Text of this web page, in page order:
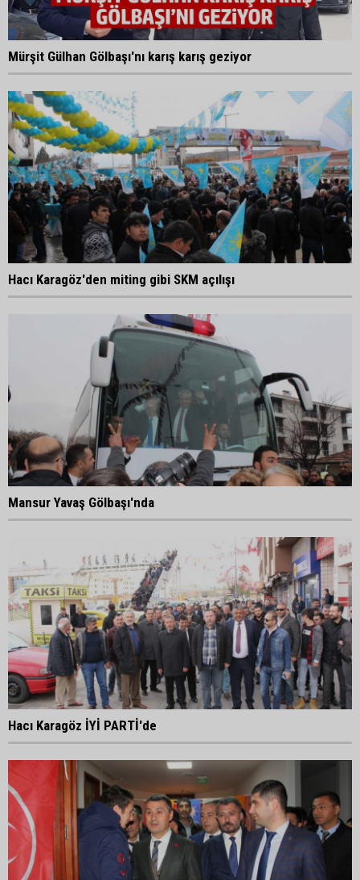
Mürşit Gülhan Gölbaşı'nı karış karış geziyor
Hacı Karagöz'den miting gibi SKM açılışı
Mansur Yavaş Gölbaşı'nda
Hacı Karagöz İYİ PARTİ'de